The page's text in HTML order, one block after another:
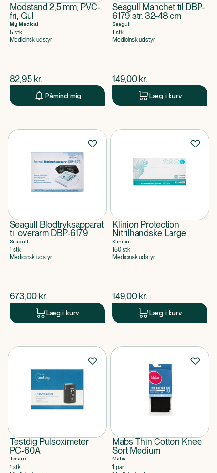
Modstand 2,5 mm, PVC-
fri, Gul
My Medical
5 stk
Medicinsk udstyr
$nuværende pris
82,95 kr.
Påmind mig
Seagull Manchet til DBP-
6179 str. 32-48 cm
Seagull
1 stk
Medicinsk udstyr
$nuværende pris
149,00 kr.
Læg i kurv
Seagull Blodtryksapparat
til overarm DBP-6179
Seagull
1 stk
Medicinsk udstyr
$nuværende pris
673,00 kr.
Læg i kurv
Klinion Protection
Nitrilhandske Large
Klinion
150 stk
Medicinsk udstyr
$nuværende pris
149,00 kr.
Læg i kurv
Testdig Pulsoximeter
PC-60A
Tesaro
1 stk
Mabs Thin Cotton Knee
Sort Medium
Mabs
1 par